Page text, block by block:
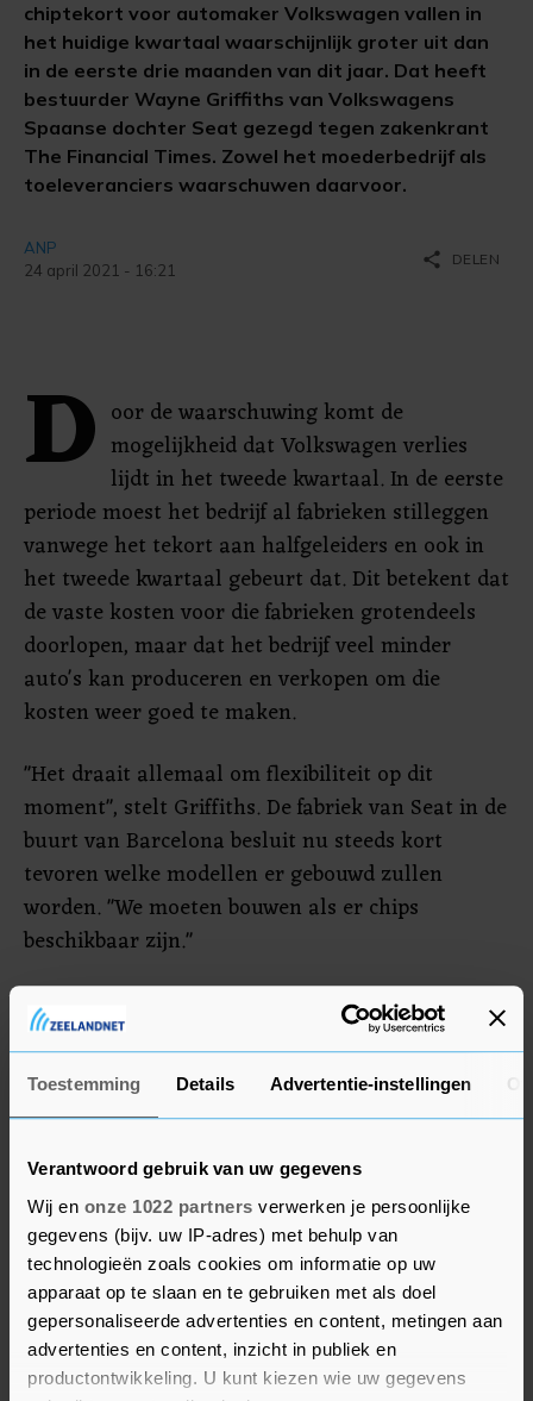
Toestemming Details Advertentie-instellingen
Verantwoord gebruik van uw gegevens
Wij en onze 1022 partners verwerken je persoonlijke
gegevens (bijv. uw IP-adres) met behulp van
technologieën zoals cookies om informatie op uw
apparaat op te slaan en te gebruiken met als doel
gepersonaliseerde advertenties en content, metingen aan
advertenties en content, inzicht in publiek en
productontwikkeling. U kunt kiezen wie uw gegevens
chiptekort voor automaker Volkswagen vallen in
het huidige kwartaal waarschijnlijk groter uit dan
in de eerste drie maanden van dit jaar. Dat heeft
bestuurder Wayne Griffiths van Volkswagens
Spaanse dochter Seat gezegd tegen zakenkrant
The Financial Times. Zowel het moederbedrijf als
toeleveranciers waarschuwen daarvoor.
ANP
24 april 2021 - 16:21
share DELEN
D oor de waarschuwing komt de
mogelijkheid dat Volkswagen verlies
lijdt in het tweede kwartaal. In de eerste
periode moest het bedrijf al fabrieken stilleggen
vanwege het tekort aan halfgeleiders en ook in
het tweede kwartaal gebeurt dat. Dit betekent dat
de vaste kosten voor die fabrieken grotendeels
doorlopen, maar dat het bedrijf veel minder
auto's kan produceren en verkopen om die
kosten weer goed te maken.
"Het draait allemaal om flexibiliteit op dit
moment", stelt Griffiths. De fabriek van Seat in de
buurt van Barcelona besluit nu steeds kort
tevoren welke modellen er gebouwd zullen
worden. "We moeten bouwen als er chips
beschikbaar zijn."
Niet alleen VW, maar ook andere automakers
hebben al verschillende fabrieken tijdelijk moeten
stilleggen. Zoals het er nu naar uitziet houden de
chiptekorten tot in de tweede helft van dit jaar
euro's aan misgelopen verkopen kosten.